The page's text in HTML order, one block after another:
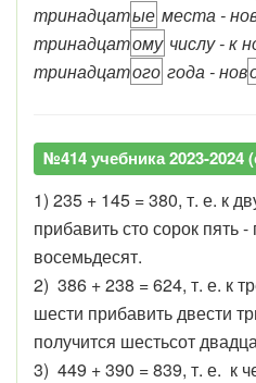
тринадцатые места -
тринадцатому числу - к
тринадцатого года - нов
№414 учебника 2023-2024
1) 235 + 145 = 380, т. е. к
прибавить сто сорок пять -
восемьдесят.
2) 386 + 238 = 624, т. е. к
шести прибавить двести
получится шестьсот
3) 449 + 390 = 839, т. е. к